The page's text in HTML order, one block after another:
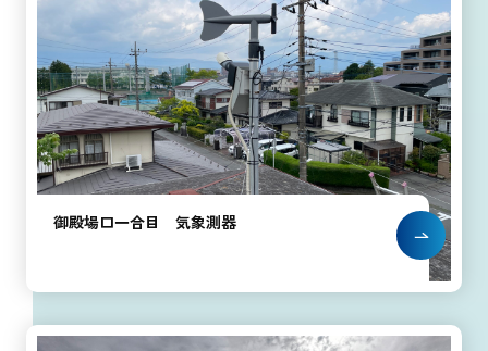
御殿場口一合目 気象測器